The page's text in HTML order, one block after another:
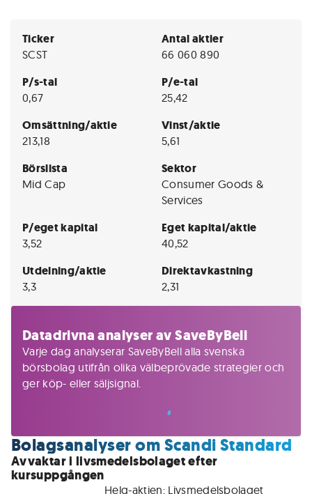
Ticker
SCST
Antal aktier
66 060 890
P/s-tal
0,67
P/e-tal
25,42
Omsättning/aktie
213,18
Vinst/aktie
5,61
Börslista
Mid Cap
Sektor
Consumer Goods &
Services
P/eget kapital
3,52
Eget kapital/aktie
40,52
Utdelning/aktie
3,3
Direktavkastning
2,31
Datadrivna analyser av SaveByBell
Varje dag analyserar SaveByBell alla svenska
börsbolag utifrån olika välbeprövade strategier och
ger köp- eller säljsignal.
Bolagsanalyser om Scandi Standard
Avvaktar i livsmedelsbolaget efter
kursuppgången
Helg-aktien: Livsmedelsbolaget